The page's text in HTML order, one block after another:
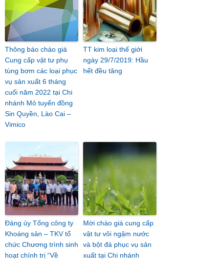
Thông báo chào giá
Cung cấp vật tư phụ
tùng bơm các loại phục
vụ sản xuất 6 tháng
cuối năm 2022 tại Chi
nhánh Mỏ tuyển đồng
Sin Quyền, Lào Cai –
Vimico
TT kim loại thế giới
ngày 29/7/2019: Hầu
hết đều tăng
Đảng ủy Tổng công ty
Khoáng sản – TKV tổ
chức Chương trình sinh
hoạt chính trị “Về
Mời chào giá cung cấp
vật tư vôi ngậm nước
và bột đá phục vụ sản
xuất tại Chi nhánh